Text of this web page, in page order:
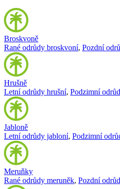
Broskvoně
Rané odrůdy broskvoní, Pozdní
Hrušně
Letní odrůdy hrušní, Podzimní
Jabloně
Letní odrůdy jabloní, Podzimní
Meruňky
Rané odrůdy meruněk, Pozdní